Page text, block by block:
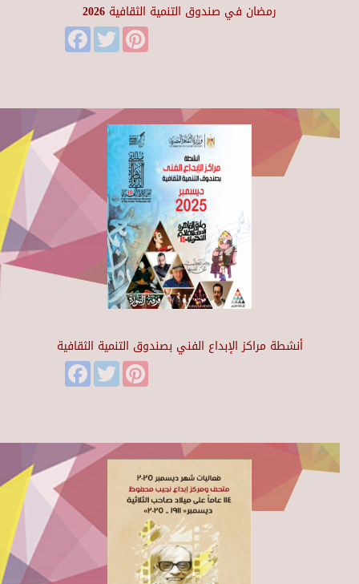
رمضان في صندوق التنمية الثقافية 2026
FacebookTwitter
أنشطة مراكز الإبداع الفني بصندوق التنمية الثقافية
FacebookTwitter